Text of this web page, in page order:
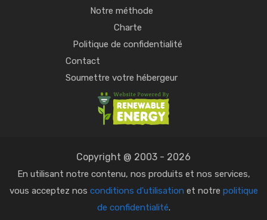
Notre méthode
Charte
Politique de confidentialité
Contact
Soumettre votre hébergeur
Copyright @ 2003 - 2026
En utilisant notre contenu, nos produits et nos services,
vous acceptez nos conditions d'utilisation et notre politique
de confidentialité.